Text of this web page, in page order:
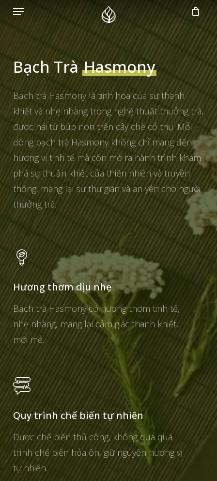
Skip
to
content
Menu
Bạch TràHasmony
Bạch trà Hasmony là tinh hoa của sự thanh
khiết và nhẹ nhàng trong nghệ thuật thưởng trà,
được hái từ búp non trên cây chè cổ thụ. Mỗi
dòng bạch trà Hasmony không chỉ mang đến
hương vị tinh tế mà còn mở ra hành trình khám
phá sự thuần khiết của thiên nhiên và truyền
thống, mang lại sự thư giãn và an yên cho người
thưởng trà.
Hương thơm dịu nhẹ
Bạch trà Hasmony có hương thơm tinh tế,
nhẹ nhàng, mang lại cảm giác thanh khiết,
mới mẻ.
Quy trình chế biến tự nhiên
Được chế biến thủ công, không qua quá
trình chế biến hỏa ôn, giữ nguyên hương vị
tự nhiên.